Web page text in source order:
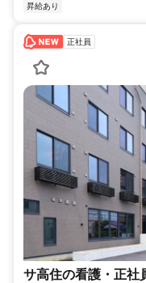
昇給あり
正社員
サ高住の看護・正社